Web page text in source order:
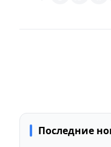
Последние